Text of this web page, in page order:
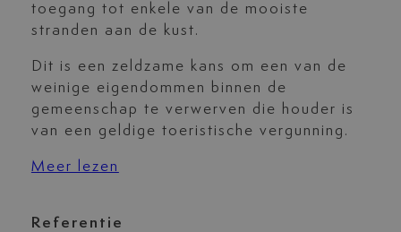
toegang tot enkele van de mooiste
stranden aan de kust.
Dit is een zeldzame kans om een van de
weinige eigendommen binnen de
gemeenschap te verwerven die houder is
van een geldige toeristische vergunning.
Meer lezen
Referentie